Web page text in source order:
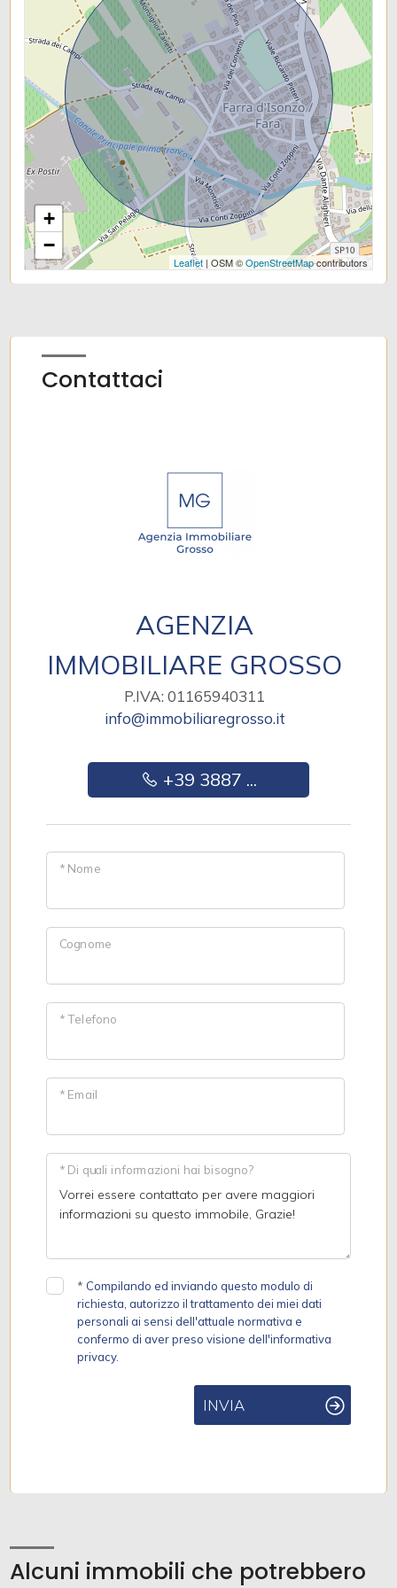
Scuole Medie
Scuole Superiori
Bar
Uffici postali
Centri commerciali
Uffici comunali
+
−
Leaflet| OSM ©OpenStreetMapcontributors
Contattaci
AGENZIA
IMMOBILIARE GROSSO
P.IVA: 01165940311
info@immobiliaregrosso.it
+39 3887 ...
* Nome
Cognome
* Telefono
* Email
* Di quali informazioni hai bisogno?
* Compilando ed inviando questo modulo di
richiesta, autorizzo il trattamento dei miei dati
personali ai sensi dell'attuale normativa e
confermo di aver preso visione dell'informativa
privacy.
INVIA
Alcuni immobili che potrebbero